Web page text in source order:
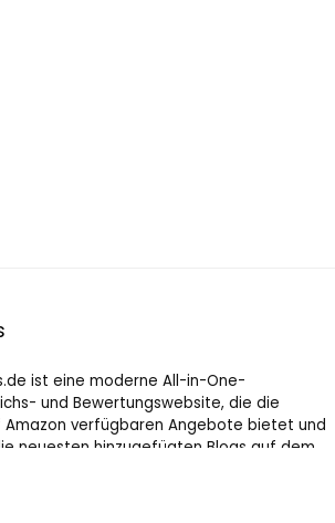
ist eine moderne All-in-One-
und Bewertungswebsite, die die
verfügbaren Angebote bietet und
neuesten hinzugefügten Blogs auf dem